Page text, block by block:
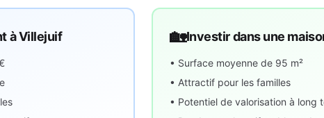
àVillejuif 🏡Investir dans une
• Surface moyenne de 95 m²
• Attractif pour les familles
• Potentiel de valorisation à long